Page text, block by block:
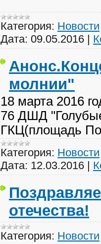
Категория: Новости
Дата: 09.05.2016 |
молнии"
18 марта 2016
76 ДШД
ГКЦ(площадь
Категория: Новости
Дата: 12.03.2016 |
отечества!
Категория: Новости